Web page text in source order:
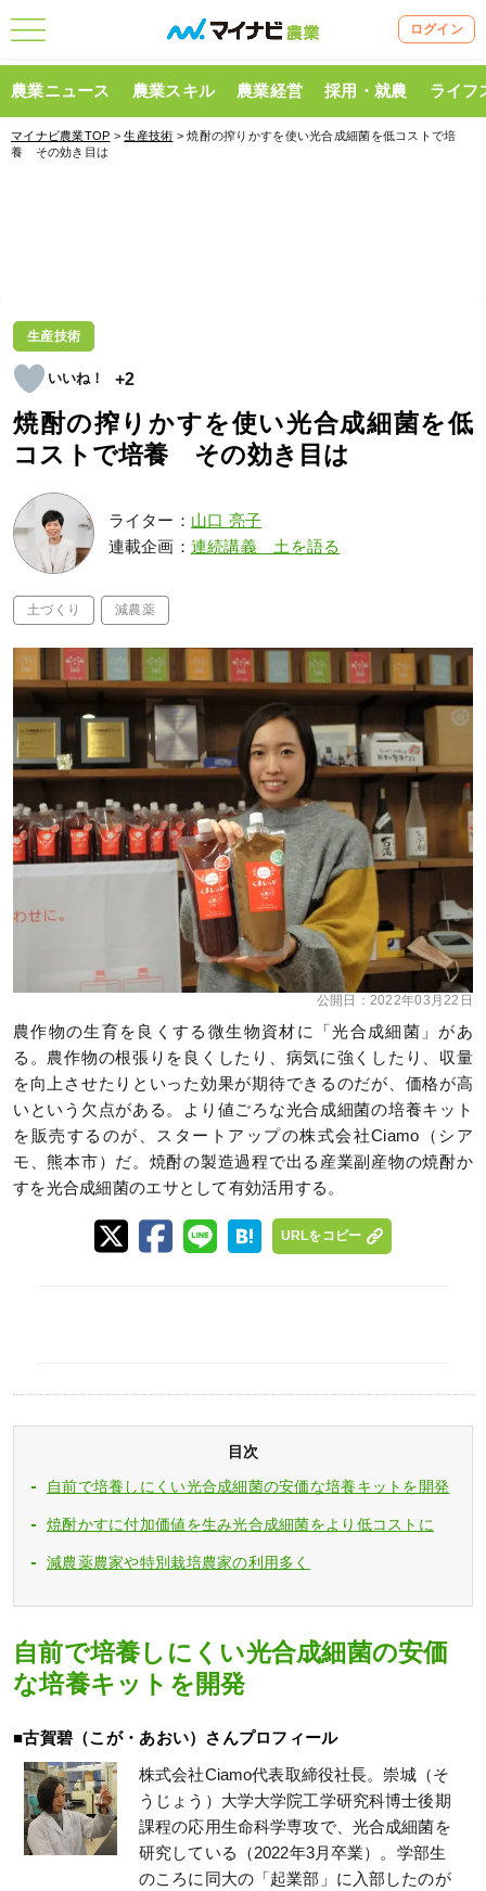
ログイン
農業ニュース 農業スキル 農業経営 採用・就農 ライフ
マイナビ農業TOP >生産技術 > 焼酎の搾りかすを使い光合成細菌を低コストで培
養 その効き目は
生産技術
+2
焼酎の搾りかすを使い光合成細菌を低
コストで培養 その効き目は
ライター： 山口 亮子
連載企画： 連続講義 土を語る
土づくり 減農薬
公開日： 2022年03月22日
農作物の生育を良くする微生物資材に「光合成細菌」があ
る。農作物の根張りを良くしたり、病気に強くしたり、収量
を向上させたりといった効果が期待できるのだが、価格が高
いという欠点がある。より値ごろな光合成細菌の培養キット
を販売するのが、スタートアップの株式会社Ciamo（シア
モ、熊本市）だ。焼酎の製造過程で出る産業副産物の焼酎か
すを光合成細菌のエサとして有効活用する。
URLをコピー
目次
自前で培養しにくい光合成細菌の安価な培養キットを開発
焼酎かすに付加価値を生み光合成細菌をより低コストに
減農薬農家や特別栽培農家の利用多く
自前で培養しにくい光合成細菌の安価
な培養キットを開発
■古賀碧（こが・あおい）さんプロフィール
株式会社Ciamo代表取締役社長。崇城（そ
うじょう）大学大学院工学研究科博士後期
課程の応用生命科学専攻で、光合成細菌を
研究している（2022年3月卒業）。学部生
のころに同大の「起業部」に入部したのが